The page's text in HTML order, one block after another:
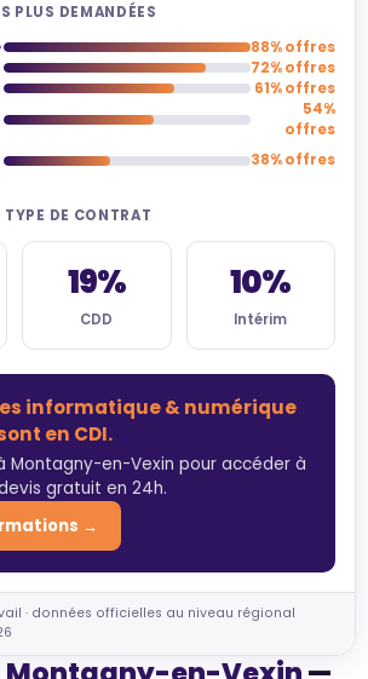
PLUS DEMANDÉES
88% offres
72% offres
61% offres
54%
offres
38% offres
DE CONTRAT
19%
CDD
10%
Intérim
informatique & numérique
en CDI.
Montagny-en-Vexin pour accéder à
gratuit en 24h.
→
· données officielles au niveau régional